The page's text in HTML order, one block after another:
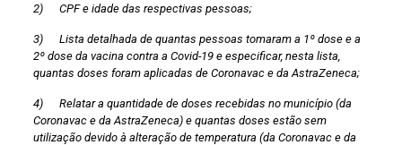
2) CPF e idade das respectivas pessoas;
3) Lista detalhada de quantas pessoas tomaram a 1º dose e a
2º dose da vacina contra a Covid-19 e especificar, nesta lista,
quantas doses foram aplicadas de Coronavac e da AstraZeneca;
4) Relatar a quantidade de doses recebidas no município (da
Coronavac e da AstraZeneca) e quantas doses estão sem
utilização devido à alteração de temperatura (da Coronavac e da